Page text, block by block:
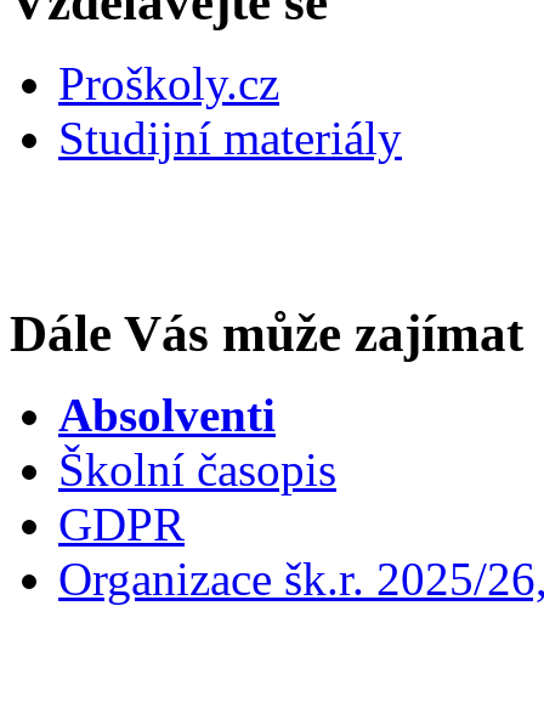
Proškoly.cz
Studijní materiály
Dále Vás může zajímat
Absolventi
Školní časopis
GDPR
Organizace šk.r. 2025/